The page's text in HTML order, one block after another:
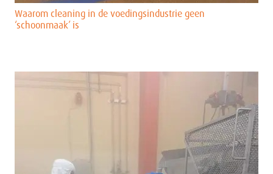
Waarom cleaning in de voedingsindustrie geen
‘schoonmaak’ is